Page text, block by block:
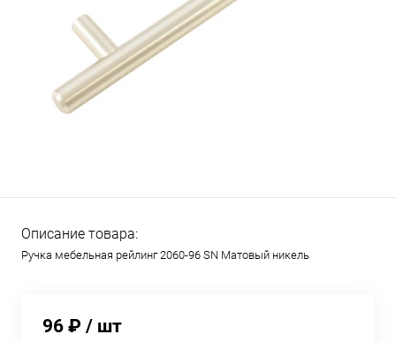
Описание товара:
Ручка мебельная рейлинг 2060-96 SN Матовый никель
96 ₽ / шт